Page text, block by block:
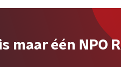
maar één NPO